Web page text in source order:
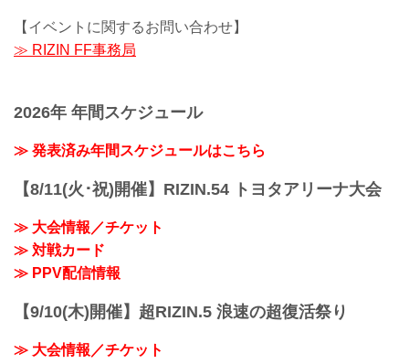
【イベントに関するお問い合わせ】
≫ RIZIN FF事務局
2026年 年間スケジュール
≫ 発表済み年間スケジュールはこちら
【8/11(火･祝)開催】RIZIN.54 トヨタアリーナ大会
≫ 大会情報／チケット
≫ 対戦カード
≫ PPV配信情報
【9/10(木)開催】超RIZIN.5 浪速の超復活祭り
≫ 大会情報／チケット